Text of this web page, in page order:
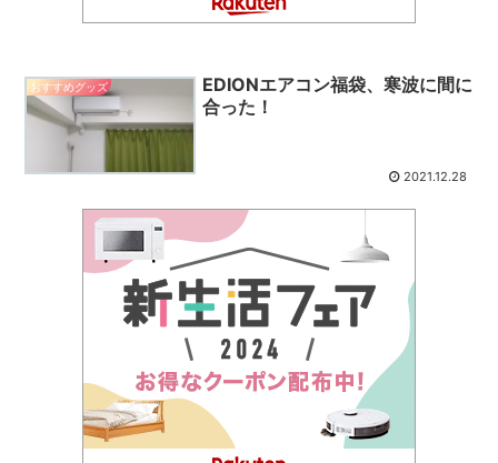
おすすめグッズ
EDIONエアコン福袋、寒波に間に
合った！
2021.12.28